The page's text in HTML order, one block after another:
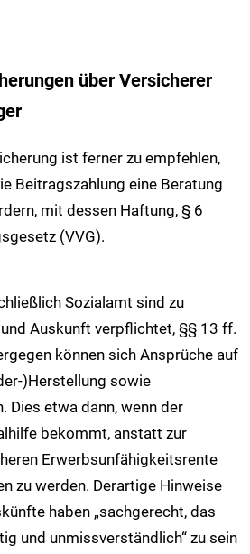
über Versicherer
ist ferner zu empfehlen,
Beitragszahlung eine Beratung
mit dessen Haftung, § 6
(VVG).
Sozialamt sind zu
Auskunft verpflichtet, §§ 13 ff.
können sich Ansprüche auf
)Herstellung sowie
Dies etwa dann, wenn der
bekommt, anstatt zur
Erwerbsunfähigkeitsrente
zu werden. Derartige Hinweise
haben „sachgerecht, das
und unmissverständlich“ zu sein